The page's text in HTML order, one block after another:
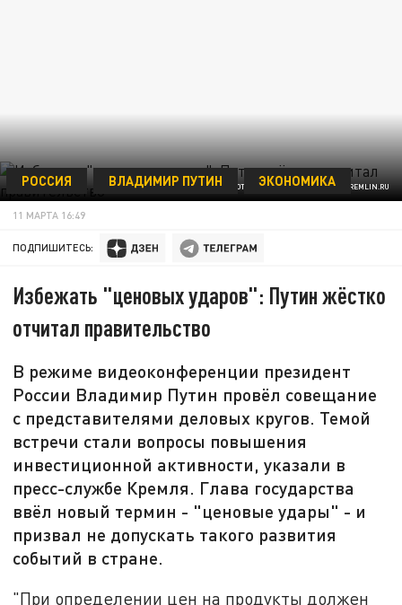
ФОТО: ПРЕСC-СЛУЖБА КРЕМЛЯ/KREMLIN.RU
РОССИЯ ВЛАДИМИР ПУТИН ЭКОНОМИКА
11 МАРТА 16:49
ПОДПИШИТЕСЬ:
Избежать "ценовых ударов": Путин жёстко
отчитал правительство
В режиме видеоконференции президент
России Владимир Путин провёл совещание
с представителями деловых кругов. Темой
встречи стали вопросы повышения
инвестиционной активности, указали в
пресс-службе Кремля. Глава государства
ввёл новый термин - "ценовые удары" - и
призвал не допускать такого развития
событий в стране.
"При определении цен на продукты должен